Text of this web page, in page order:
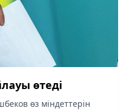
өтеді
өз міндеттерін